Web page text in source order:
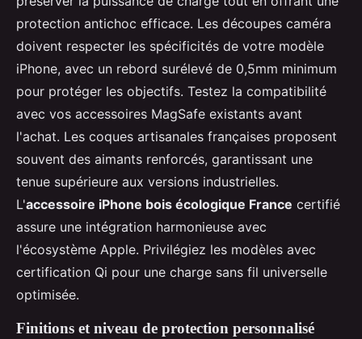
protection antichoc efficace. Les découpes caméra
doivent respecter les spécificités de votre modèle
iPhone, avec un rebord surélevé de 0,5mm minimum
pour protéger les objectifs. Testez la compatibilité
avec vos accessoires MagSafe existants avant
l'achat. Les coques artisanales françaises proposent
souvent des aimants renforcés, garantissant une
tenue supérieure aux versions industrielles.
L'accessoire iPhone bois écologique France certifié
assure une intégration harmonieuse avec
l'écosystème Apple. Privilégiez les modèles avec
certification Qi pour une charge sans fil universelle
optimisée.
Finitions et niveau de protection personnalisé